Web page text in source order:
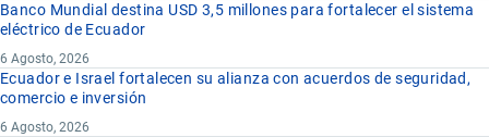
Banco Mundial destina USD 3,5 millones para fortalecer el sistema
eléctrico de Ecuador
6 Agosto, 2026
Ecuador e Israel fortalecen su alianza con acuerdos de seguridad,
comercio e inversión
6 Agosto, 2026